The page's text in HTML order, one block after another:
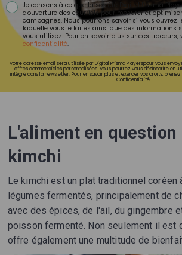
Je consens à ce que la société Digital Prisma
d'ouverture des courriels pour mesurer et
campagnes. Nous pourrons savoir si vous ouvrez
laquelle vous le faites ainsi que des informations
vous utilisez. Pour en savoir plus sur ces traceurs,
confidentialité.
Votre adresse email sera utilisée par Digital Prisma Playerspour vous
offres commerciales personnalisées. Vous pourrez vous désinscrire en
intégré dans la newsletter. Pour en savoir plus et exercer vos droits,
Confidentialité.
L'aliment en question
kimchi
Le kimchi est un plat traditionnel coréen
légumes fermentés, principalement de
avec des épices, de l'ail, du gingembre
poisson fermenté. Non seulement il est
offre également une multitude de